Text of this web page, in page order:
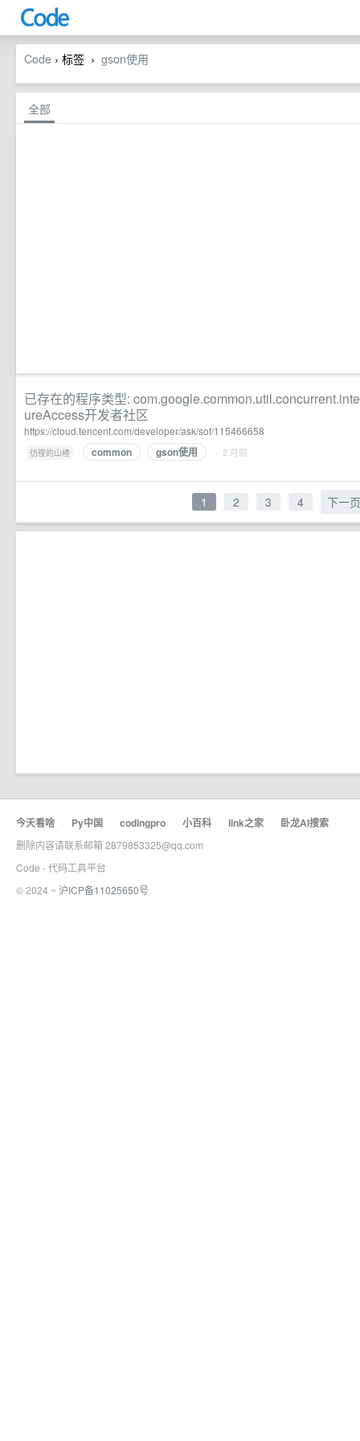
Code › 标签 › gson使用
全部
已存在的程序类型:
ureAccess开发者社区
https://cloud.tencent.com/developer/ask/sof/115466658
彷徨的山楂 · common gson使用 · 2 月前
1 2 3 4 下一页
今天看啥 · Py中国 · codingpro · 小百科 · link之家 · 卧龙AI搜索
删除内容请联系邮箱 2879853325@qq.com
Code - 代码工具平台
© 2024 ~ 沪ICP备11025650号